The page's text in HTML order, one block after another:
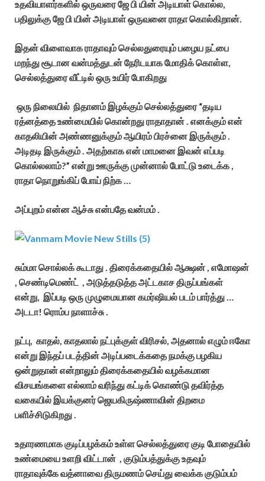
உதவியாளர்களில் ஒருவரை ஜே பி யின் அடியாள் கொல்ல,
பதிலுக்கு ஜே பி யின் அடியாள் ஒருவனை ராதா கொல்கிறான்.
இதன் விளைவாக ராதாவும் செல்லதுரையும் பழைய நட்பை
மறந்து சூடான வன்மத்துடன் நேரிடயாக மோதிக் கொள்ள,
செல்லத்துரை வீட்டில் ஒரு உயிர் போகிறது
ஒரு நிலையில் நிதானம் இழக்கும் செல்லத்துரை “தடிய
ரத்னத்தை உண்மையில் கொன்றது ராதாதான் . எனக்கும் என்
காதலியின் அண்ணனுக்கும் ஆயிரம் பிரச்னை இருக்கும் .
அடிதடி இருக்கும் . அதற்காக என் மாமனை இவன் எப்படி
கொல்லலாம்?” என்று ஊருக்கு முன்னால் போட்டு உடைக்க ,
ராதா நொறுங்கிப் போய் நிற்க …
அப்புறம் என்ன ஆச்சு என்பதே வன்மம் .
சும்மா சொல்லக் கூடாது . திரைக்கதையில் ஆக்ஷன் , எமோஷன்
, செண்டிமெண்ட் , அடுத்தடுத்த அட்டகாச திருப்பங்கள்
என்று, இப்படி ஒரு முழுமையான கமர்ஷியல் படம் பார்த்து …
அடடா! ரொம்ப நாளாச்சு .
நட்பு, காதல், காதலால் நட்புக்குள் விரிசல், அதனால் எழும் ஈகோ
என்று இந்தப் படத்தின் அடிப்படைக்கதை நமக்கு பழகிய
ஒன்றுதான் என்றாலும் திரைக்கதையில் வழக்கமான
விசயங்களை எல்லாம் வரிந்து கட்டிக் கொண்டு தவிர்த்த
வகையில் இயக்குனர் ஜெயகிருஷ்ணாவின் திறமை
பளிச்சிடுகிறது .
உதாரணமாக குடிப்பழக்கம் உள்ள செல்லத்துரை குடி போதையில்
உண்மையை உளறி விட்டான் , குடும்பத்துக்கு உதவும்
ராதாவுக்கே வத்னாவை திருமணம் செய்து வைக்க குடும்பம்